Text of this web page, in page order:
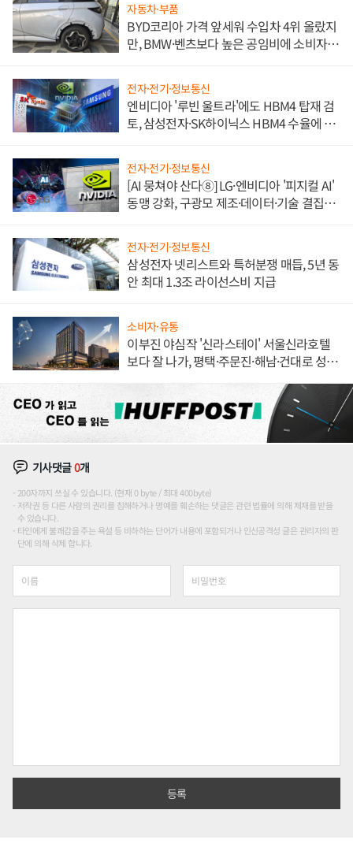
자동차·부품
BYD코리아 가격 앞세워 수입차 4위 올랐지
만, BMW·벤츠보다 높은 공임비에 소비자
전자·전기·정보통신
엔비디아 '루빈 울트라'에도 HBM4 탑재 검
토, 삼성전자·SK하이닉스 HBM4 수율에 주
전자·전기·정보통신
[AI 뭉쳐야 산다⑧] LG·엔비디아 '피지컬 AI'
동맹 강화, 구광모 제조·데이터·기술 결집
전자·전기·정보통신
삼성전자 넷리스트와 특허분쟁 매듭, 5년 동
안 최대 1.3조 라이선스비 지급
소비자·유통
이부진 야심작 '신라스테이' 서울신라호텔
보다 잘 나가, 평택·주문진·해남·건대로 성
기사댓글0개
200자까지 쓰실 수 있습니다. (현재 0 byte / 최대 400byte)
저작권 등 다른 사람의 권리를 침해하거나 명예를 훼손하는 댓글은 관련 법률에 의해 제재를 받을
수 있습니다.
타인에게 불쾌감을 주는 욕설 등 비하하는 단어가 내용에 포함되거나 인신공격성 글은 관리자의 판
단에 의해 삭제 합니다.